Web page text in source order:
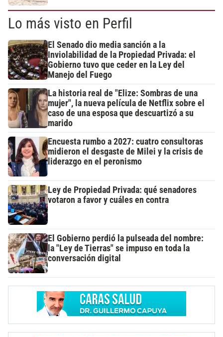
Lo más visto en Perfil
El Senado dio media sanción a la
Inviolabilidad de la Propiedad Privada: el
Gobierno tuvo que ceder en la Ley del
Manejo del Fuego
La historia real de "Elize: Sombras de una
mujer", la nueva película de Netflix sobre el
caso de una esposa que descuartizó a su
marido
Encuesta rumbo a 2027: cuatro consultoras
midieron el desgaste de Milei y la crisis de
liderazgo en el peronismo
Ley de Propiedad Privada: qué senadores
votaron a favor y cuáles en contra
El Gobierno perdió la pulseada del nombre:
la "Ley de Tierras" se impuso en toda la
conversación digital